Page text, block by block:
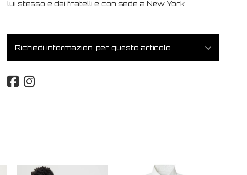
lui stesso e dai fratelli e con sede a New York.
Richiedi informazioni per questo articolo